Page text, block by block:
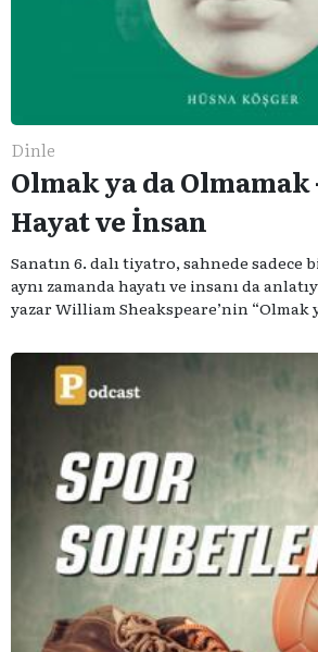
Dinle
Olmak ya da
Hayat ve İnsan
Sanatın 6. dalı tiyatro, sahnede sadece
aynı zamanda hayatı ve insanı da
yazar William Sheakspeare’nin “Olmak
serimizde; tiyatroyu, alanının uzman
konuşuyoruz..